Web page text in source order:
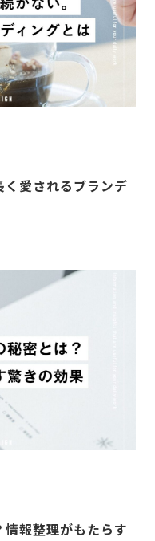
く愛されるブランデ
報整理がもたらす